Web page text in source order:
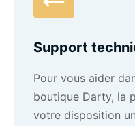
Support
Pour vous aider
boutique Darty, la
votre disposition